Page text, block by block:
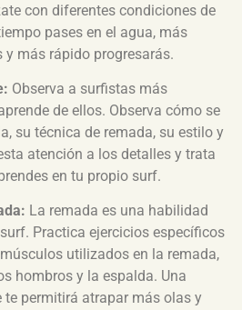
con diferentes condiciones de
pases en el agua, más
más rápido progresarás.
Observa a surfistas más
de ellos. Observa cómo se
su técnica de remada, su estilo y
atención a los detalles y trata
en tu propio surf.
La remada es una habilidad
Practica ejercicios específicos
utilizados en la remada,
hombros y la espalda. Una
te permitirá atrapar más olas y